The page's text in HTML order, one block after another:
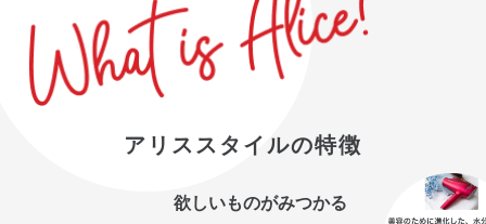
アリススタイルの特徴
欲しいものがみつかる